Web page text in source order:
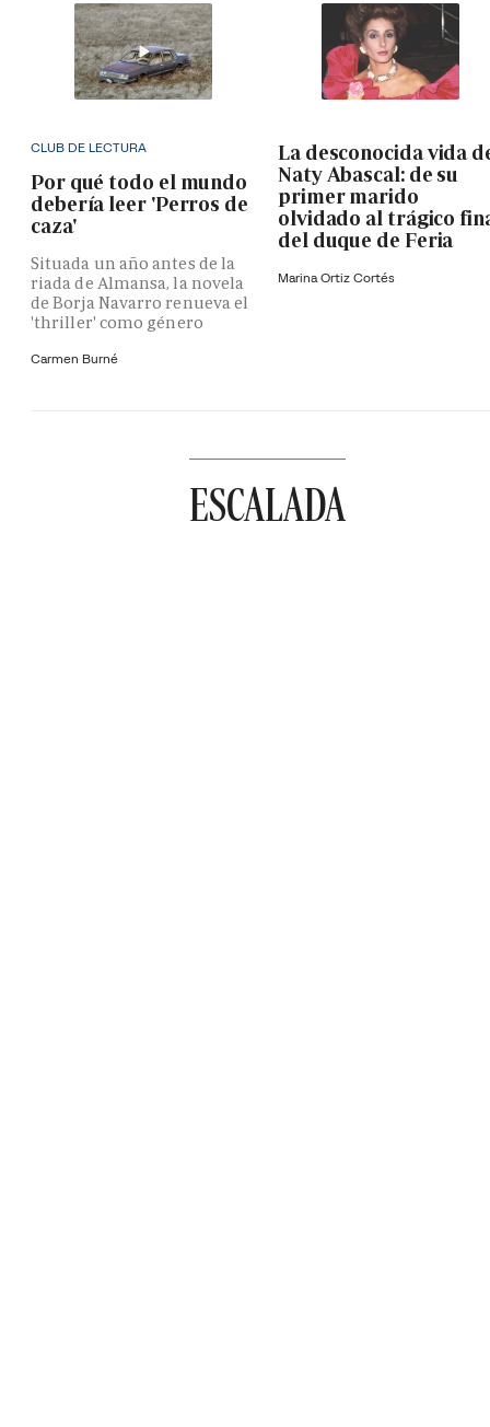
CLUB DE LECTURA
Por qué todo el mundo
debería leer 'Perros de
caza'
Situada un año antes de la
riada de Almansa, la novela
de Borja Navarro renueva el
'thriller' como género
Carmen Burné
La desconocida vida
Naty Abascal: de su
primer marido
olvidado al trágico
del duque de Feria
Marina Ortiz Cortés
ESCALADA